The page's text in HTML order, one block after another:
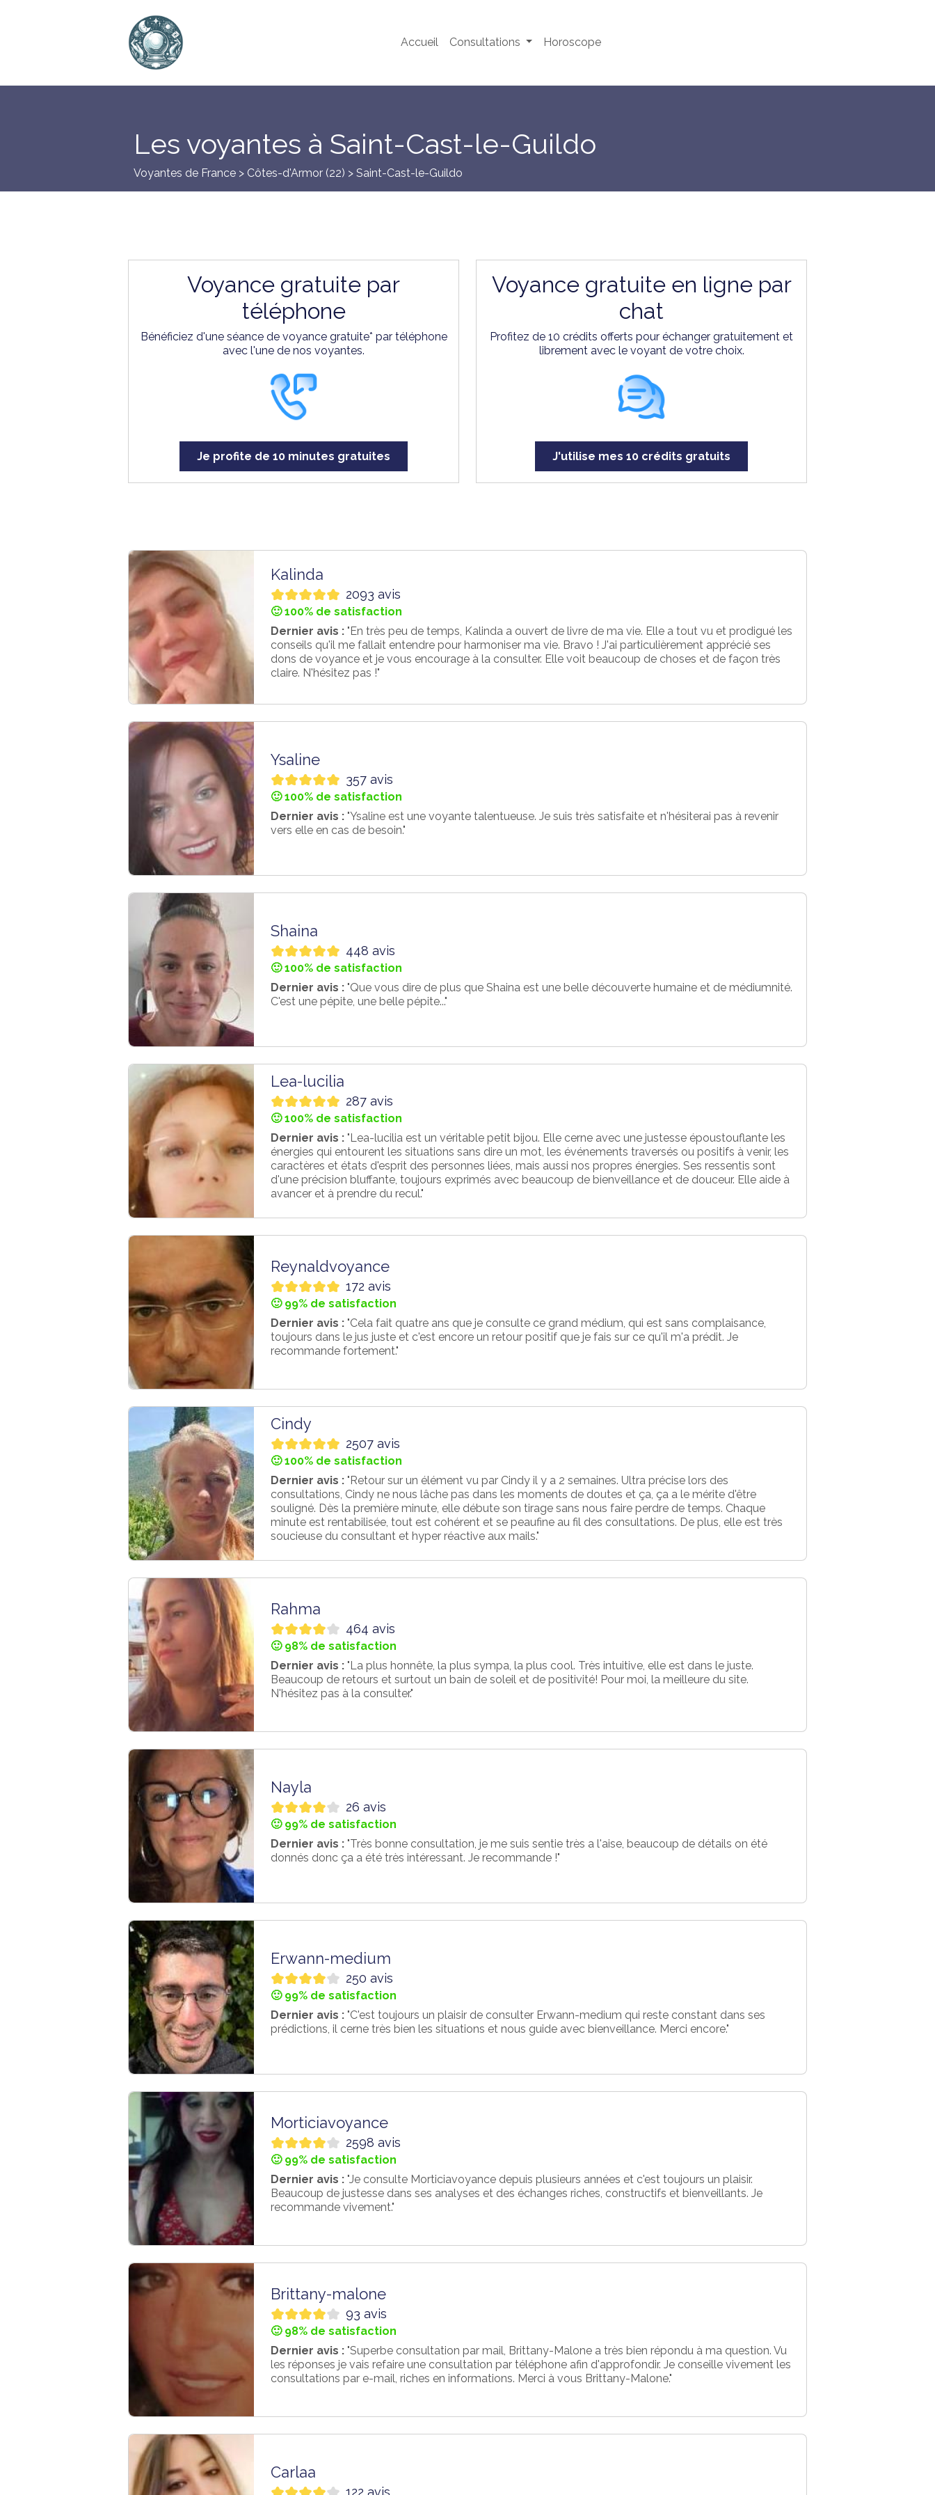
Accueil Consultations Horoscope
Les voyantes à Saint-Cast-le-Guildo
Voyantes de France > Côtes-d'Armor (22) > Saint-Cast-le-Guildo
Voyance gratuite par
téléphone
Bénéficiez d'une séance de voyance gratuite* par téléphone
avec l'une de nos voyantes.
Je profite de 10 minutes gratuites
Voyance gratuite en ligne par
chat
Profitez de 10 crédits offerts pour échanger gratuitement et
librement avec le voyant de votre choix.
J'utilise mes 10 crédits gratuits
Kalinda
2093 avis
🙂 100% de satisfaction
Dernier avis : "En très peu de temps, Kalinda a ouvert de livre de ma vie. Elle a tout vu et prodigué les
conseils qu'il me fallait entendre pour harmoniser ma vie. Bravo ! J'ai particulièrement apprécié ses
dons de voyance et je vous encourage à la consulter. Elle voit beaucoup de choses et de façon très
claire. N'hésitez pas !"
Ysaline
357 avis
🙂 100% de satisfaction
Dernier avis : "Ysaline est une voyante talentueuse. Je suis très satisfaite et n'hésiterai pas à revenir
vers elle en cas de besoin."
Shaina
448 avis
🙂 100% de satisfaction
Dernier avis : "Que vous dire de plus que Shaina est une belle découverte humaine et de médiumnité.
C'est une pépite, une belle pépite..."
Lea-lucilia
287 avis
🙂 100% de satisfaction
Dernier avis : "Lea-lucilia est un véritable petit bijou. Elle cerne avec une justesse époustouflante les
énergies qui entourent les situations sans dire un mot, les événements traversés ou positifs à venir, les
caractères et états d'esprit des personnes liées, mais aussi nos propres énergies. Ses ressentis sont
d'une précision bluffante, toujours exprimés avec beaucoup de bienveillance et de douceur. Elle aide à
avancer et à prendre du recul."
Reynaldvoyance
172 avis
🙂 99% de satisfaction
Dernier avis : "Cela fait quatre ans que je consulte ce grand médium, qui est sans complaisance,
toujours dans le jus juste et c'est encore un retour positif que je fais sur ce qu'il m'a prédit. Je
recommande fortement."
Cindy
2507 avis
🙂 100% de satisfaction
Dernier avis : "Retour sur un élément vu par Cindy il y a 2 semaines. Ultra précise lors des
consultations, Cindy ne nous lâche pas dans les moments de doutes et ça, ça a le mérite d'être
souligné. Dès la première minute, elle débute son tirage sans nous faire perdre de temps. Chaque
minute est rentabilisée, tout est cohérent et se peaufine au fil des consultations. De plus, elle est très
soucieuse du consultant et hyper réactive aux mails."
Rahma
464 avis
🙂 98% de satisfaction
Dernier avis : "La plus honnête, la plus sympa, la plus cool. Très intuitive, elle est dans le juste.
Beaucoup de retours et surtout un bain de soleil et de positivité! Pour moi, la meilleure du site.
N'hésitez pas à la consulter."
Nayla
26 avis
🙂 99% de satisfaction
Dernier avis : "Très bonne consultation, je me suis sentie très a l'aise, beaucoup de détails on été
donnés donc ça a été très intéressant. Je recommande !"
Erwann-medium
250 avis
🙂 99% de satisfaction
Dernier avis : "C'est toujours un plaisir de consulter Erwann-medium qui reste constant dans ses
prédictions, il cerne très bien les situations et nous guide avec bienveillance. Merci encore."
Morticiavoyance
2598 avis
🙂 99% de satisfaction
Dernier avis : "Je consulte Morticiavoyance depuis plusieurs années et c'est toujours un plaisir.
Beaucoup de justesse dans ses analyses et des échanges riches, constructifs et bienveillants. Je
recommande vivement."
Brittany-malone
93 avis
🙂 98% de satisfaction
Dernier avis : "Superbe consultation par mail, Brittany-Malone a très bien répondu à ma question. Vu
les réponses je vais refaire une consultation par téléphone afin d'approfondir. Je conseille vivement les
consultations par e-mail, riches en informations. Merci à vous Brittany-Malone."
Carlaa
122 avis